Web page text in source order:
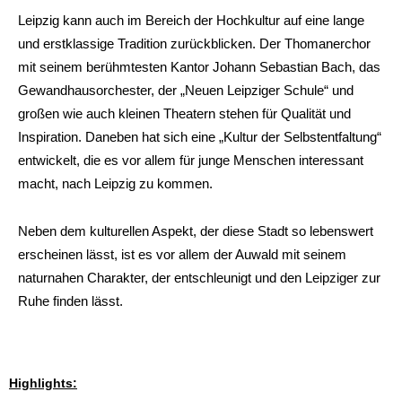
Leipzig kann auch im Bereich der Hochkultur auf eine lange
und erstklassige Tradition zurückblicken. Der Thomanerchor
mit seinem berühmtesten Kantor Johann Sebastian Bach, das
Gewandhausorchester, der „Neuen Leipziger Schule“ und
großen wie auch kleinen Theatern stehen für Qualität und
Inspiration. Daneben hat sich eine „Kultur der Selbstentfaltung“
entwickelt, die es vor allem für junge Menschen interessant
macht, nach Leipzig zu kommen.
Neben dem kulturellen Aspekt, der diese Stadt so lebenswert
erscheinen lässt, ist es vor allem der Auwald mit seinem
naturnahen Charakter, der entschleunigt und den Leipziger zur
Ruhe finden lässt.
Highlights: